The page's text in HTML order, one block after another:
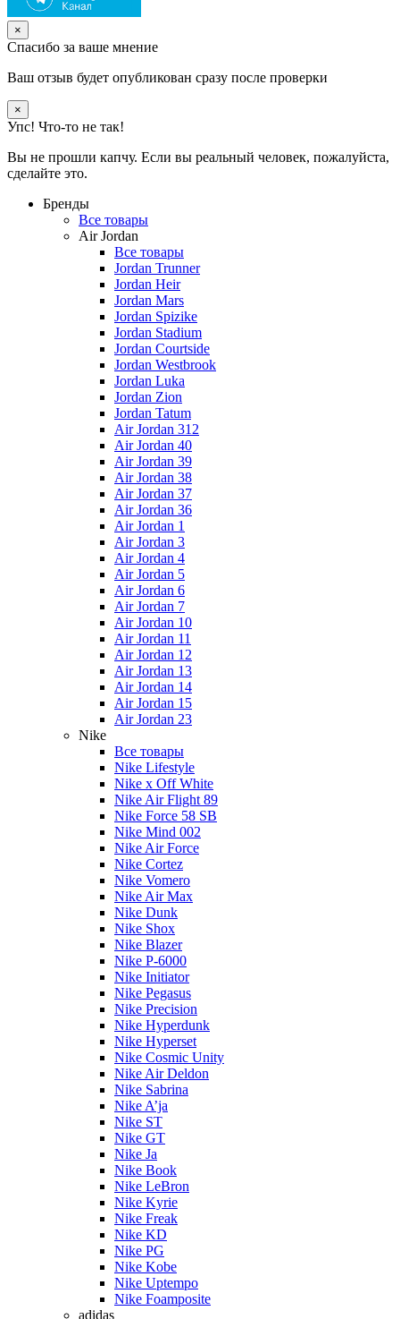
×
Спасибо за ваше мнение
Ваш отзыв будет опубликован сразу после проверки
×
Упс! Что-то не так!
Вы не прошли капчу. Если вы реальный человек, пожалуйста,
сделайте это.
Бренды
Все товары
Air Jordan
Все товары
Jordan Trunner
Jordan Heir
Jordan Mars
Jordan Spizike
Jordan Stadium
Jordan Courtside
Jordan Westbrook
Jordan Luka
Jordan Zion
Jordan Tatum
Air Jordan 312
Air Jordan 40
Air Jordan 39
Air Jordan 38
Air Jordan 37
Air Jordan 36
Air Jordan 1
Air Jordan 3
Air Jordan 4
Air Jordan 5
Air Jordan 6
Air Jordan 7
Air Jordan 10
Air Jordan 11
Air Jordan 12
Air Jordan 13
Air Jordan 14
Air Jordan 15
Air Jordan 23
Nike
Все товары
Nike Lifestyle
Nike x Off White
Nike Air Flight 89
Nike Force 58 SB
Nike Mind 002
Nike Air Force
Nike Cortez
Nike Vomero
Nike Air Max
Nike Dunk
Nike Shox
Nike Blazer
Nike P-6000
Nike Initiator
Nike Pegasus
Nike Precision
Nike Hyperdunk
Nike Hyperset
Nike Cosmic Unity
Nike Air Deldon
Nike Sabrina
Nike A’ja
Nike ST
Nike GT
Nike Ja
Nike Book
Nike LeBron
Nike Kyrie
Nike Freak
Nike KD
Nike PG
Nike Kobe
Nike Uptempo
Nike Foamposite
adidas